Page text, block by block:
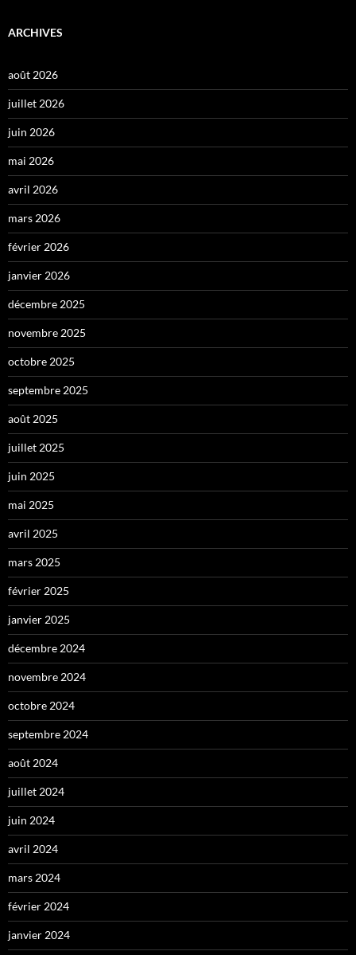
ARCHIVES
août 2026
juillet 2026
juin 2026
mai 2026
avril 2026
mars 2026
février 2026
janvier 2026
décembre 2025
novembre 2025
octobre 2025
septembre 2025
août 2025
juillet 2025
juin 2025
mai 2025
avril 2025
mars 2025
février 2025
janvier 2025
décembre 2024
novembre 2024
octobre 2024
septembre 2024
août 2024
juillet 2024
juin 2024
avril 2024
mars 2024
février 2024
janvier 2024